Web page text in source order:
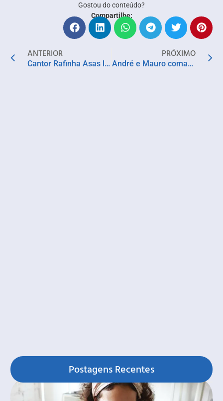
Gostou do conteúdo?
Compartilhe:
ANTERIOR
Cantor Rafinha Asas lança CD de verão
PRÓXIMO
André e Mauro comandam duas apresentações em Salvador essa semana
Postagens Recentes